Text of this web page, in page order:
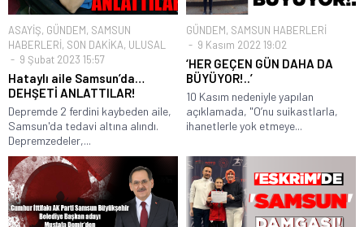
ASAYİŞ, GÜNDEM, SAMSUN
HABERLERİ, SON DAKİKA, ULUSAL
9 Şubat 2023 15:57
Hataylı aile Samsun’da…
DEHŞETİ ANLATTILAR!
Depremde 2 ferdini kaybeden aile,
Samsun'da tedavi altına alındı.
Depremzedeler,...
GÜNDEM, SAMSUN HABERLERİ
9 Kasım 2022 19:02
‘HER GEÇEN GÜN DAHA DA
BÜYÜYOR!..’
10 Kasım nedeniyle yapılan
açıklamada, "O’nu suikastlarla,
ihanetlerle yok etmeye...